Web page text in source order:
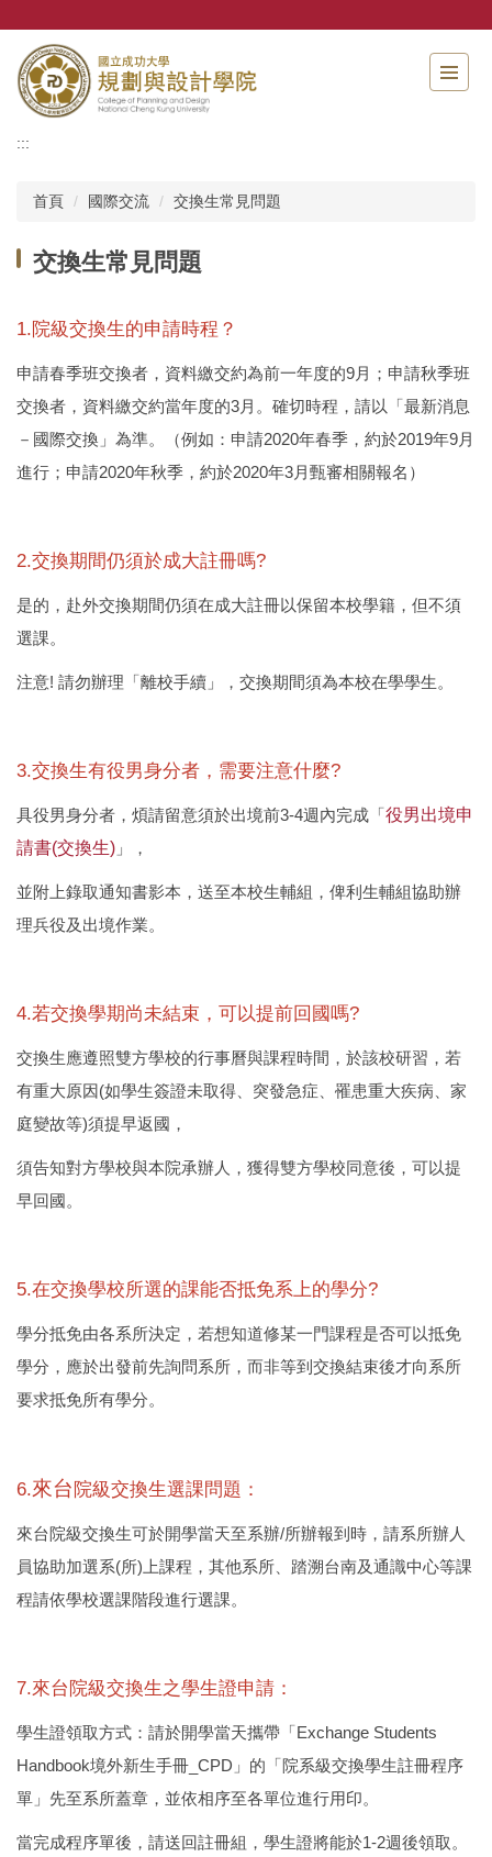
主
要
內
區
:::
首頁 國際交流 交換生常見問題
交換生常見問題
1.院級交換生的申請時程？
申請春季班交換者，資料繳交約為前一年度的9月；申請秋季班
交換者，資料繳交約當年度的3月。確切時程，請以「最新消息
－國際交換」為準。（例如：申請2020年春季，約於2019年9月
進行；申請2020年秋季，約於2020年3月甄審相關報名）
2.交換期間仍須於成大註冊嗎?
是的，赴外交換期間仍須在成大註冊以保留本校學籍，但不須
選課。
注意! 請勿辦理「離校手續」，交換期間須為本校在學學生。
3.交換生有役男身分者，需要注意什麼?
具役男身分者，煩請留意須於出境前3-4週內完成「役男出境申
請書(交換生) 」，
並附上錄取通知書影本，送至本校生輔組，俾利生輔組協助辦
理兵役及出境作業。
4.若交換學期尚未結束，可以提前回國嗎?
交換生應遵照雙方學校的行事曆與課程時間，於該校研習，若
有重大原因(如學生簽證未取得、突發急症、罹患重大疾病、家
庭變故等)須提早返國，
須告知對方學校與本院承辦人，獲得雙方學校同意後，可以提
早回國。
5.在交換學校所選的課能否抵免系上的學分?
學分抵免由各系所決定，若想知道修某一門課程是否可以抵免
學分，應於出發前先詢問系所，而非等到交換結束後才向系所
要求抵免所有學分。
6.來台院級交換生選課問題：
來台院級交換生可於開學當天至系辦/所辦報到時，請系所辦人
員協助加選系(所)上課程，其他系所、踏溯台南及通識中心等課
程請依學校選課階段進行選課。
7.來台院級交換生之學生證申請：
學生證領取方式：請於開學當天攜帶「Exchange Students
Handbook境外新生手冊_CPD」的「院系級交換學生註冊程序
單」先至系所蓋章，並依相序至各單位進行用印。
當完成程序單後，請送回註冊組，學生證將能於1-2週後領取。